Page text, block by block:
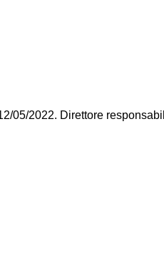
05/2022. Direttore